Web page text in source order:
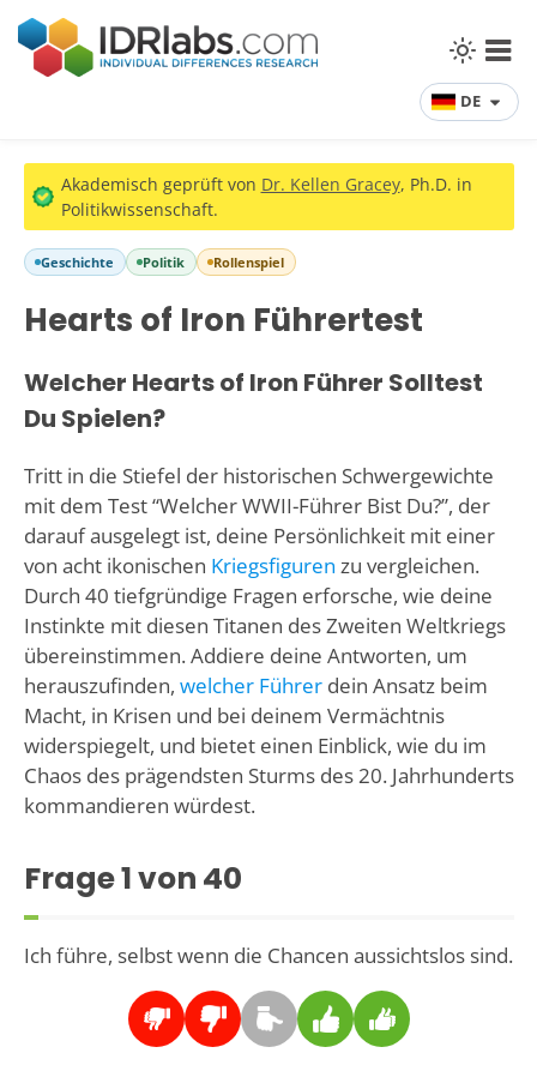
DE
Akademisch geprüft von Dr. Kellen Gracey, Ph.D. in
Politikwissenschaft.
Geschichte Politik Rollenspiel
Hearts of Iron Führertest
Welcher Hearts of Iron Führer Solltest
Du Spielen?
Tritt in die Stiefel der historischen Schwergewichte
mit dem Test “Welcher WWII-Führer Bist Du?”, der
darauf ausgelegt ist, deine Persönlichkeit mit einer
von acht ikonischen Kriegsfiguren zu vergleichen.
Durch 40 tiefgründige Fragen erforsche, wie deine
Instinkte mit diesen Titanen des Zweiten Weltkriegs
übereinstimmen. Addiere deine Antworten, um
herauszufinden, welcher Führerdein Ansatz beim
Macht, in Krisen und bei deinem Vermächtnis
widerspiegelt, und bietet einen Einblick, wie du im
Chaos des prägendsten Sturms des 20. Jahrhunderts
kommandieren würdest.
Frage1von 40
Ich führe, selbst wenn die Chancen aussichtslos sind.